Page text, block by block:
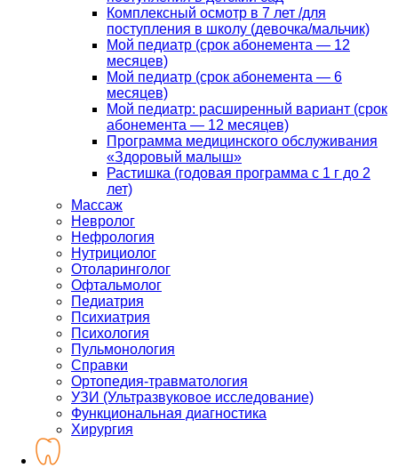
Комплексный осмотр в 7 лет /для
поступления в школу (девочка/мальчик)
Мой педиатр (срок абонемента — 12
месяцев)
Мой педиатр (срок абонемента — 6
месяцев)
Мой педиатр: расширенный вариант (срок
абонемента — 12 месяцев)
Программа медицинского обслуживания
«Здоровый малыш»
Растишка (годовая программа с 1 г до 2
лет)
Массаж
Невролог
Нефрология
Нутрициолог
Отоларинголог
Офтальмолог
Педиатрия
Психиатрия
Психология
Пульмонология
Справки
Ортопедия-травматология
УЗИ (Ультразвуковое исследование)
Функциональная диагностика
Хирургия